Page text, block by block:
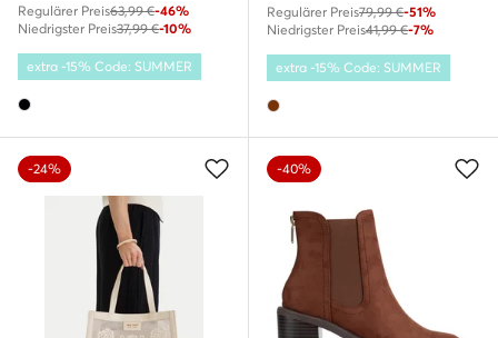
Regulärer Preis63,99 €-46%
Niedrigster Preis37,99 €-10%
extra -15% Code: SUMMER
Regulärer Preis79,99 €-51%
Niedrigster Preis41,99 €-7%
extra -15% Code: SUMMER
-24% -40%